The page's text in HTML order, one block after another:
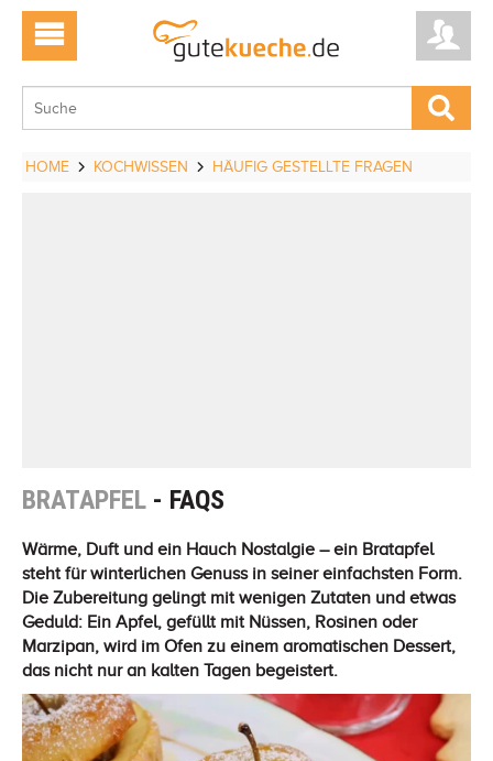
HOME KOCHWISSEN HÄUFIG GESTELLTE FRAGEN
BRATAPFEL - FAQS
Wärme, Duft und ein Hauch Nostalgie – ein Bratapfel
steht für winterlichen Genuss in seiner einfachsten Form.
Die Zubereitung gelingt mit wenigen Zutaten und etwas
Geduld: Ein Apfel, gefüllt mit Nüssen, Rosinen oder
Marzipan, wird im Ofen zu einem aromatischen Dessert,
das nicht nur an kalten Tagen begeistert.